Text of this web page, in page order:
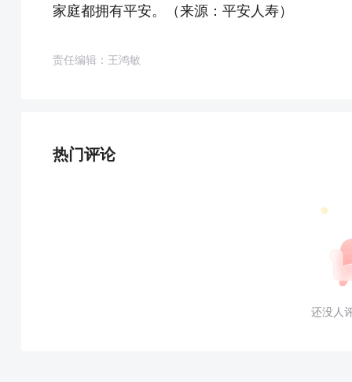
家庭都拥有平安。（来源：平安人寿）
责任编辑：王鸿敏
热门评论
还没人